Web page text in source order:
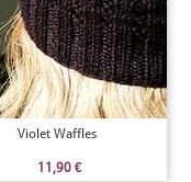
Violet Waffles
11,90 €